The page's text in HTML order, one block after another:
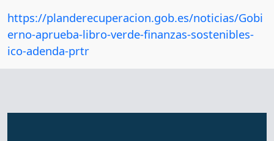
https://planderecuperacion.gob.es/noticias/Gobi
erno-aprueba-libro-verde-finanzas-sostenibles-
ico-adenda-prtr